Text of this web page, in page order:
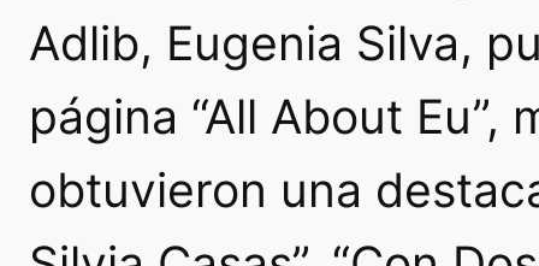
Adlib, Eugenia Silva,
página “All About
obtuvieron una